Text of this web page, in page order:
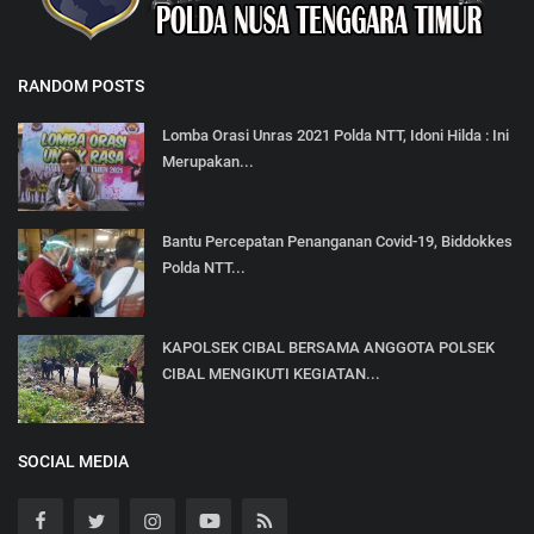
RANDOM POSTS
Lomba Orasi Unras 2021 Polda NTT, Idoni Hilda : Ini
Merupakan...
Bantu Percepatan Penanganan Covid-19, Biddokkes
Polda NTT...
KAPOLSEK CIBAL BERSAMA ANGGOTA POLSEK
CIBAL MENGIKUTI KEGIATAN...
SOCIAL MEDIA